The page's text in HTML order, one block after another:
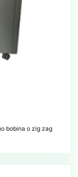
bobina o zig zag